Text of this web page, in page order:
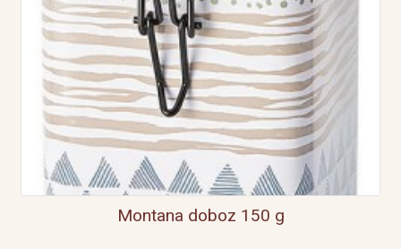
Montana doboz 150 g